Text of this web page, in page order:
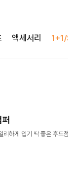
액세서리
하게 입기 딱 좋은 후드